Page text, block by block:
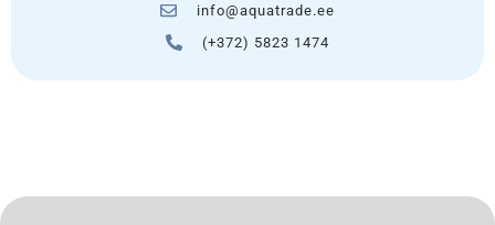
info@aquatrade.ee
(+372) 5823 1474